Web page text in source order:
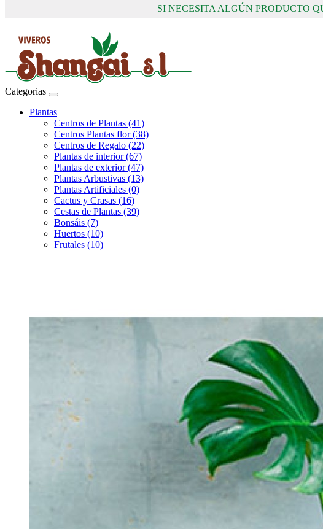
SI NECESITA ALGÚN PRODUCTO
Categorias
Plantas
Centros de Plantas (41)
Centros Plantas flor (38)
Centros de Regalo (22)
Plantas de interior (67)
Plantas de exterior (47)
Plantas Arbustivas (13)
Plantas Artificiales (0)
Cactus y Crasas (16)
Cestas de Plantas (39)
Bonsáis (7)
Huertos (10)
Frutales (10)